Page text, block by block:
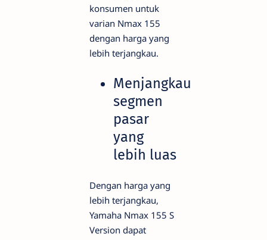
konsumen untuk
varian Nmax 155
dengan harga yang
lebih terjangkau.
Menjangkau
segmen
pasar
yang
lebih luas
Dengan harga yang
lebih terjangkau,
Yamaha Nmax 155 S
Version dapat